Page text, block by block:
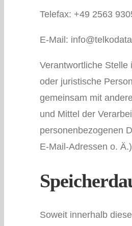
Telefax: +49 2563
E-Mail:
Verantwortliche Stelle
oder juristische
gemeinsam mit
und Mittel der
personenbezogenen
E-Mail-Adressen o.
Soweit innerhalb